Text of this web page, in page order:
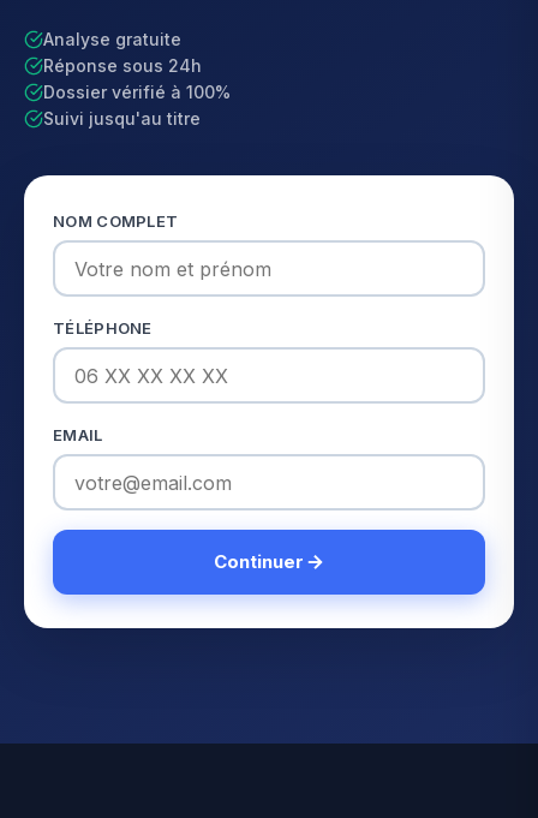
Analyse gratuite
Réponse sous 24h
Dossier vérifié à 100%
Suivi jusqu'au titre
NOM COMPLET
TÉLÉPHONE
EMAIL
Continuer